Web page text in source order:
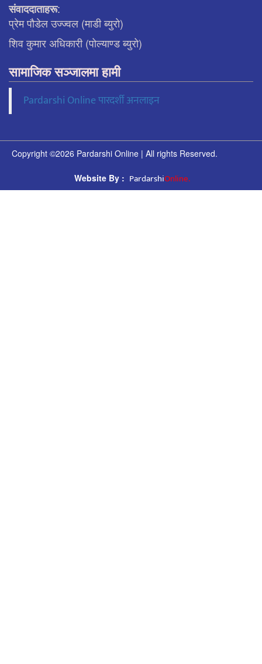
संवाददाताहरू:
प्रेम पौडेल उज्ज्वल (माडी ब्युरो)
शिव कुमार अधिकारी (पोल्याण्ड ब्युरो)
सामाजिक सञ्जालमा हामी
Pardarshi Online पारदर्शी अनलाइन
Copyright ©2026 Pardarshi Online | All rights Reserved.
Website By : PardarshiOnline.